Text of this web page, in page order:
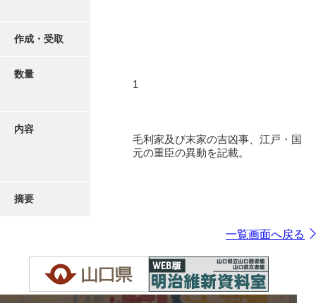
作成・受取
数量
1
内容
毛利家及び末家の吉凶事、江戸・国
元の重臣の異動を記載。
摘要
一覧画面へ戻る